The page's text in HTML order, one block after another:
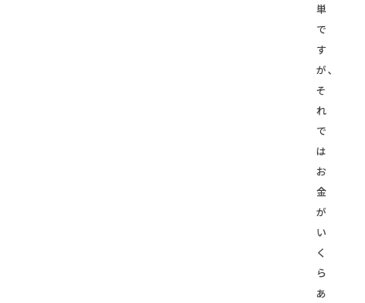
単
で
す
が、
そ
れ
で
は
お
金
が
い
く
ら
あ